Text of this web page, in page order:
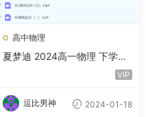
高中物理
夏梦迪 2024高一物理 下学期
VIP
逗比男神 2024-01-18